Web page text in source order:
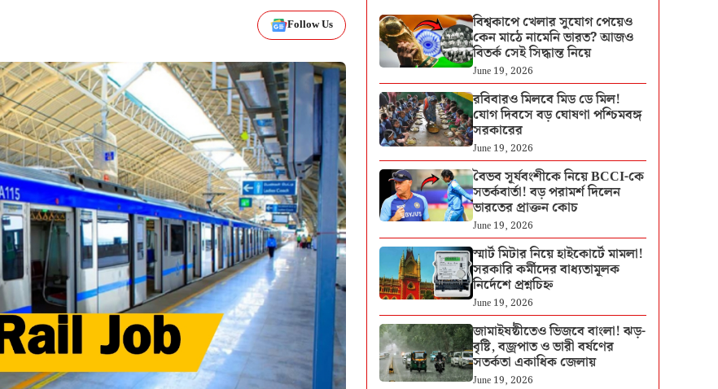
Follow Us বিশ্বকাপে খেলার সুযোগ পেয়েও
কেন মাঠে নামেনি ভারত? আজও
বিতর্ক সেই সিদ্ধান্ত নিয়ে
June 19, 2026
রবিবারও মিলবে মিড ডে মিল!
যোগ দিবসে বড় ঘোষণা পশ্চিমবঙ্গ
সরকারের
June 19, 2026
বৈভব সূর্যবংশীকে নিয়ে BCCI-কে
সতর্কবার্তা! বড় পরামর্শ দিলেন
ভারতের প্রাক্তন কোচ
June 19, 2026
স্মার্ট মিটার নিয়ে হাইকোর্টে মামলা!
সরকারি কর্মীদের বাধ্যতামূলক
নির্দেশে প্রশ্নচিহ্ন
June 19, 2026
জামাইষষ্ঠীতেও ভিজবে বাংলা! ঝড়-
বৃষ্টি, বজ্রপাত ও ভারী বর্ষণের
সতর্কতা একাধিক জেলায়
June 19, 2026